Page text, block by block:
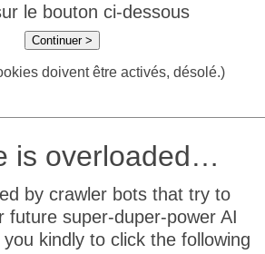
le bouton ci-dessous
Continuer >
doivent être activés, désolé.)
is overloaded…
by crawler bots that try to
future super-duper-power AI
kindly to click the following